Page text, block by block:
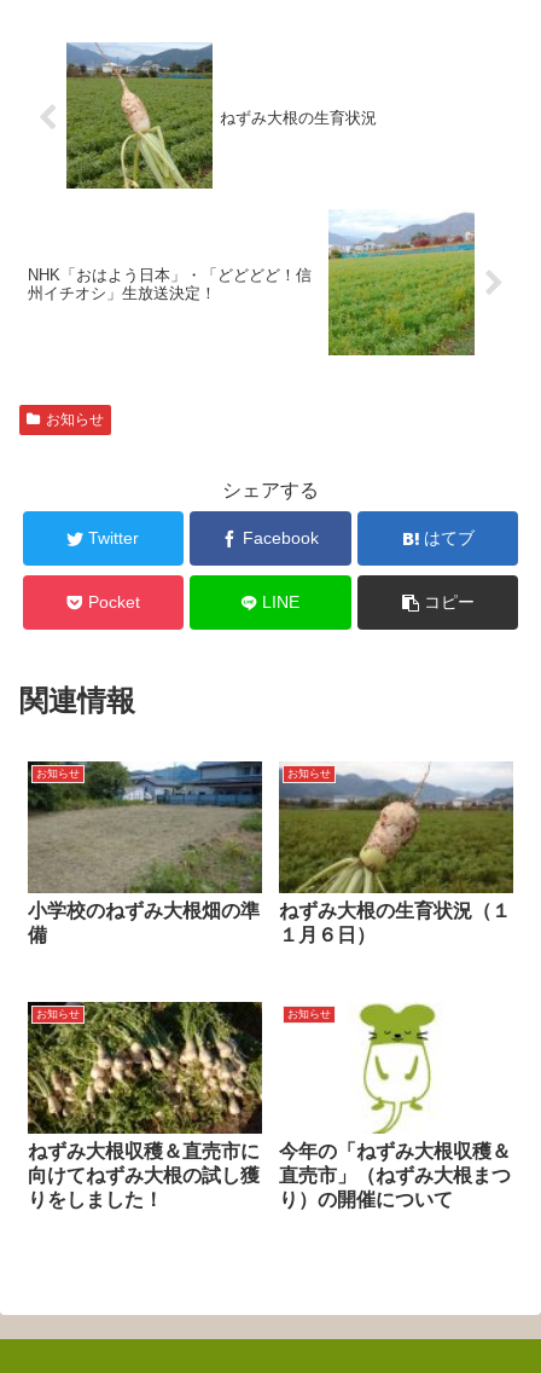
ねずみ大根の生育状況
NHK「おはよう日本」・「どどどど！信
州イチオシ」生放送決定！
お知らせ
シェアする
Twitter Facebook はてブ
Pocket LINE コピー
関連情報
お知らせ
小学校のねずみ大根畑の準
備
お知らせ
ねずみ大根の生育状況（１
１月６日）
お知らせ
ねずみ大根収穫＆直売市に
向けてねずみ大根の試し獲
りをしました！
お知らせ
今年の「ねずみ大根収穫＆
直売市」（ねずみ大根まつ
り）の開催について